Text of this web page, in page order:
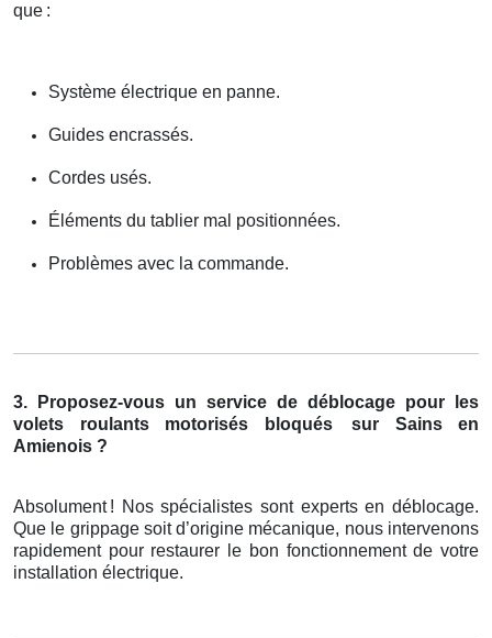
que :
Système électrique en panne.
Guides encrassés.
Cordes usés.
Éléments du tablier mal positionnées.
Problèmes avec la commande.
3. Proposez-vous un service de déblocage pour les
volets roulants motorisés bloqués
sur Sains en
Amienois ?
Absolument ! Nos spécialistes sont experts en déblocage.
Que le grippage soit d’origine mécanique, nous intervenons
rapidement pour restaurer le bon fonctionnement de votre
installation é lectrique.